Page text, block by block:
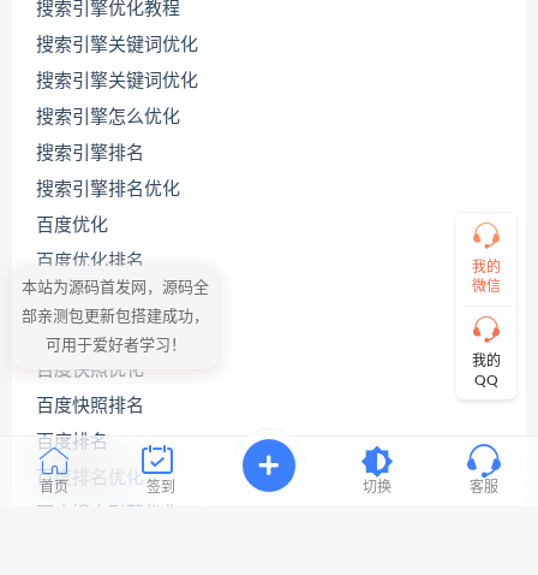
搜索引擎优化教程
搜索引擎关键词优化
搜索引擎关键词优化
搜索引擎怎么优化
搜索引擎排名
搜索引擎排名优化
百度优化
百度优化排名
百度关键词优化
百度关键词优化公司
百度快照优化
百度快照排名
百度排名
百度排名优化
我的
微信
我的
QQ
您
的
需
切
记！
带
连
接
首页 签到 切换 客服
本站为源码首发网，源码全
部亲测包更新包搭建成功，
可用于爱好者学习！